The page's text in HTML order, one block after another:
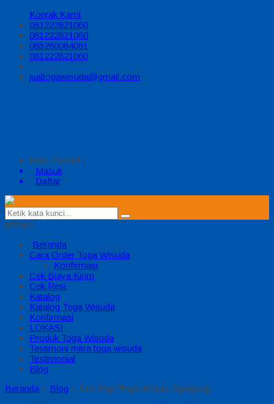
Kontak Kami
081222821060
081222821060
085280084081
081222821060
jualtogawisuda@gmail.com
Halo, Guest!
Masuk
Daftar
MENU
Beranda
Cara Order Toga Wisuda
Konfirmasi
Cek Biaya Kirim
Cek Resi
Katalog
Katalog Toga Wisuda
Konfirmasi
LOKASI
Produk Toga Wisuda
Testimoni mitra toga wisuda
Testimonial
Blog
Beranda » Blog » Jual Baju Toga Wisuda Sijunjung